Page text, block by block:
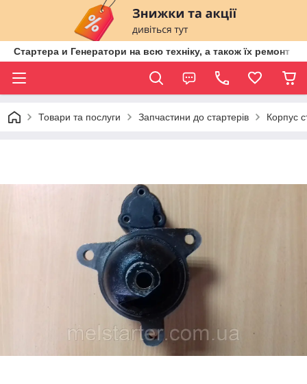
Стартера и Генератори на всю техніку, а також їх ремонт
Товари та послуги Запчастини до стартерів Корпус